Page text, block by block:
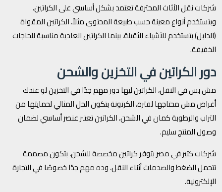
شركات نقل الأثاث المحترفة تعتمد بشكل أساسي على الكراتين،
وبتستخدم أنواع معينة حسب طبيعة المحتوى مثلاً، الكراتين المقواة
(الدابل) بتستخدم للأشياء الثقيلة، بينما الكراتين العادية مناسبة للحاجات
الخفيفة.
دور الكراتين في التخزين والشحن
مش بس في النقل، الكراتين ليها دور مهم جدًا في التخزين لو عندك
أغراض مش محتاجها لفترة، الكرتونة بتكون الحل المثالي لحمايتها من
التراب والرطوبة كمان في الشحن، الكراتين تعتبر عنصر أساسي لضمان
وصول المنتج سليم.
شركات كتير في مصر بتوفر كراتين مخصصة للشحن، بتكون مصممة
تتحمل الضغط والصدمات أثناء النقل، وده مهم جدًا خصوصًا في التجارة
الإلكترونية.